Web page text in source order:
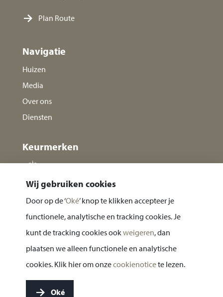
Plan Route
Navigatie
Huizen
Media
Over ons
Diensten
Keurmerken
Privacy statement
Wij gebruiken cookies
Door op de ‘Oké’ knop te klikken accepteer je
functionele, analytische en tracking cookies. Je
kunt de tracking cookies ookweigeren, dan
plaatsen we alleen functionele en analytische
cookies. Klik hier om onzecookienoticete lezen.
Oké